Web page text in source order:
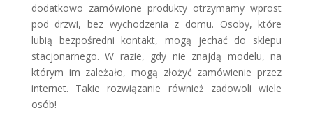
dodatkowo zamówione produkty otrzymamy wprost
pod drzwi, bez wychodzenia z domu. Osoby, które
lubią bezpośredni kontakt, mogą jechać do sklepu
stacjonarnego. W razie, gdy nie znajdą modelu, na
którym im zależało, mogą złożyć zamówienie przez
internet. Takie rozwiązanie również zadowoli wiele
osób!